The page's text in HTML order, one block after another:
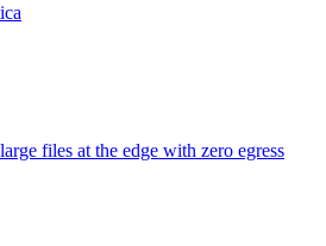
files at the edge with zero egress